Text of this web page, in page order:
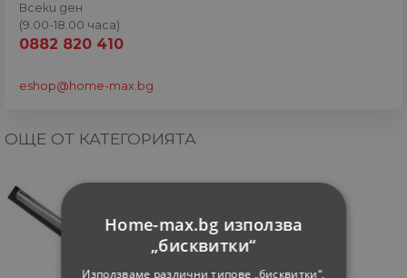
Всеки ден
(9.00-18.00 часа)
0882 820 410
eshop@home-max.bg
ОЩЕ ОТ КАТЕГОРИЯТА
Home-max.bg използва
„бисквитки“
Използваме различни типове „бисквитки“,